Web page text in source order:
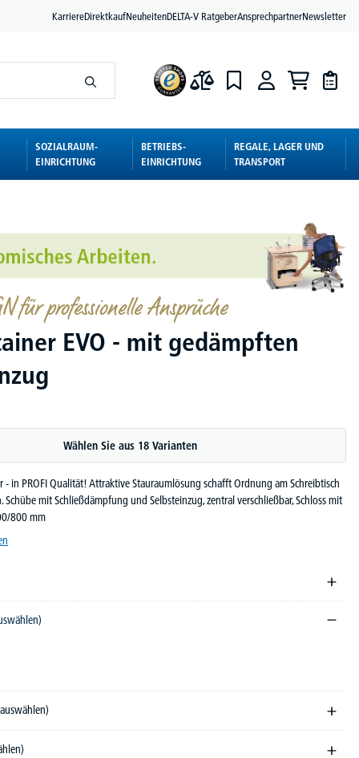
KarriereDirektkaufNeuheitenDELTA-V RatgeberAnsprechpartnerNewsletter
SOZIALRAUM-
EINRICHTUNG
BETRIEBS-
EINRICHTUNG
REGALE, LAGER UND
TRANSPORT
für professionelle Ansprüche
EVO - mit gedämpften
Wählen Sie aus 18 Varianten
- in PROFI Qualität! Attraktive Stauraumlösung schafft Ordnung am Schreibtisch
mit Schließdämpfung und Selbsteinzug, zentral verschließbar, Schloss mit
800 mm